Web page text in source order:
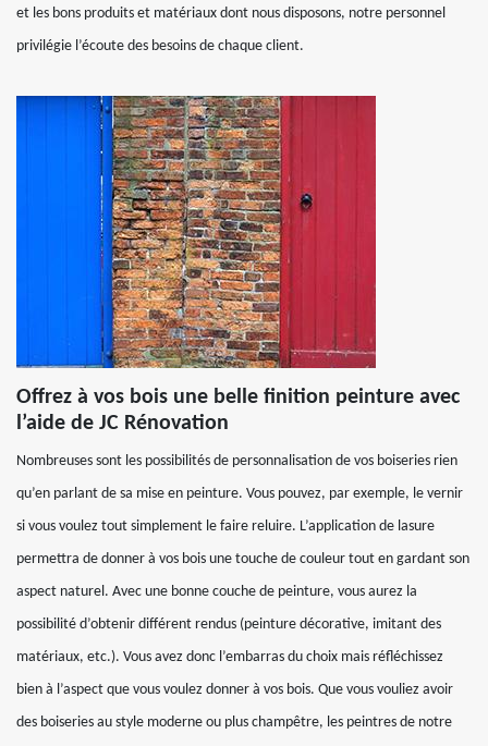
et les bons produits et matériaux dont nous disposons, notre personnel
privilégie l’écoute des besoins de chaque client.
Offrez à vos bois une belle finition peinture avec
l’aide de JC Rénovation
Nombreuses sont les possibilités de personnalisation de vos boiseries rien
qu’en parlant de sa mise en peinture. Vous pouvez, par exemple, le vernir
si vous voulez tout simplement le faire reluire. L’application de lasure
permettra de donner à vos bois une touche de couleur tout en gardant son
aspect naturel. Avec une bonne couche de peinture, vous aurez la
possibilité d’obtenir différent rendus (peinture décorative, imitant des
matériaux, etc.). Vous avez donc l’embarras du choix mais réfléchissez
bien à l’aspect que vous voulez donner à vos bois. Que vous vouliez avoir
des boiseries au style moderne ou plus champêtre, les peintres de notre